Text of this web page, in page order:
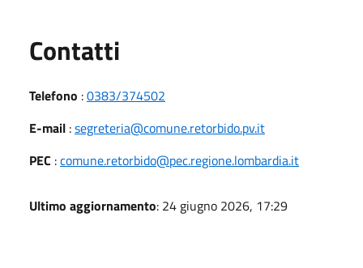
Contatti
Telefono :0383/374502
E-mail :segreteria@comune.retorbido.pv.it
PEC :comune.retorbido@pec.regione.lombardia.it
Ultimo aggiornamento: 24 giugno 2026, 17:29